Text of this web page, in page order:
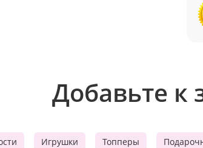
Добавьте к
Игрушки Топперы